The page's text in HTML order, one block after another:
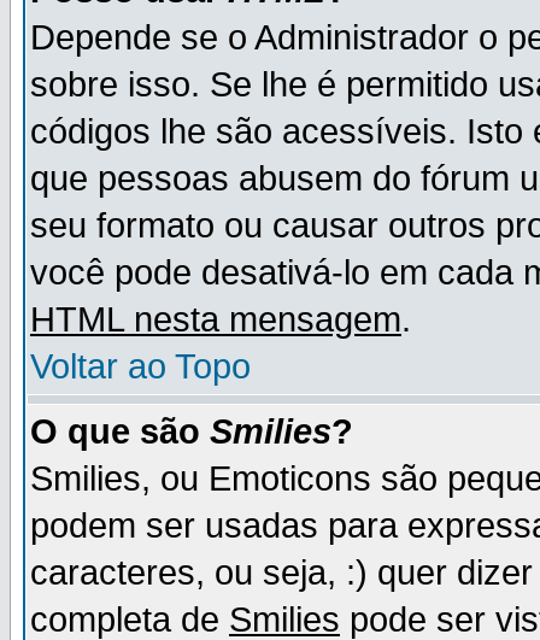
Depende se o Administrador o
sobre isso. Se lhe é permitido
códigos lhe são acessíveis.
que pessoas abusem do fórum
seu formato ou causar outros
você pode desativá-lo em cada
HTML nesta mensagem.
Voltar ao Topo
O que são Smilies?
Smilies, ou Emoticons são
podem ser usadas para
caracteres, ou seja, :) quer
completa de Smilies pode ser